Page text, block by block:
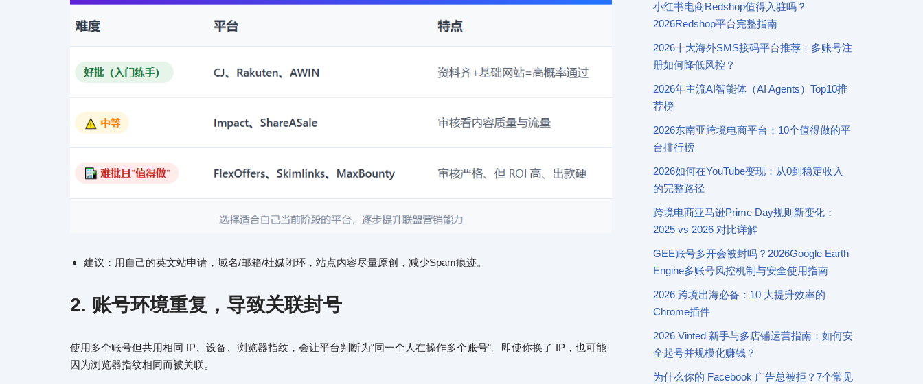
建议：用自己的英文站申请，域名/邮箱/社媒闭环，站点内容尽量原创，减少Spam痕迹。
2. 账号环境重复，导致关联封号
使用多个账号但共用相同 IP、设备、浏览器指纹，会让平台判断为“同一个人在操作多个账号”。即使你换了 IP，也可能
因为浏览器指纹相同而被关联。
小红书电商Redshop值得入驻吗？
2026Redshop平台完整指南
2026十大海外SMS接码平台推荐：多账号注
册如何降低风控？
2026年主流AI智能体（AI Agents）Top10推
荐榜
2026东南亚跨境电商平台：10个值得做的平
台排行榜
2026如何在YouTube变现：从0到稳定收入
的完整路径
跨境电商亚马逊Prime Day规则新变化：
2025 vs 2026 对比详解
GEE账号多开会被封吗？2026Google Earth
Engine多账号风控机制与安全使用指南
2026 跨境出海必备：10 大提升效率的
Chrome插件
2026 Vinted 新手与多店铺运营指南：如何安
全起号并规模化赚钱？
为什么你的 Facebook 广告总被拒？7个常见